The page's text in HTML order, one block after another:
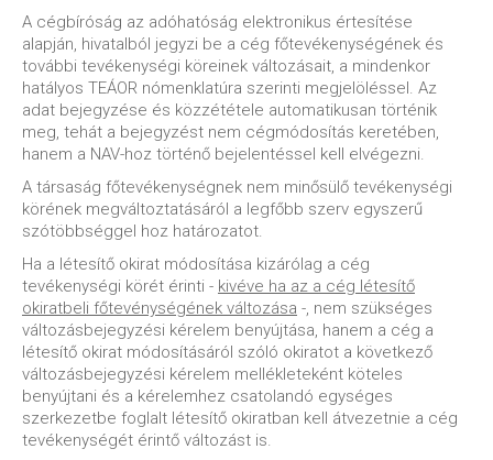
A cégbíróság az adóhatóság elektronikus értesítése
alapján, hivatalból jegyzi be a cég főtevékenységének és
további tevékenységi köreinek változásait, a mindenkor
hatályos TEÁOR nómenklatúra szerinti megjelöléssel. Az
adat bejegyzése és közzététele automatikusan történik
meg, tehát a bejegyzést nem cégmódosítás keretében,
hanem a NAV-hoz történő bejelentéssel kell elvégezni.
A társaság főtevékenységnek nem minősülő tevékenységi
körének megváltoztatásáról a legfőbb szerv egyszerű
szótöbbséggel hoz határozatot.
Ha a létesítő okirat módosítása kizárólag a cég
tevékenységi körét érinti - kivéve ha az a cég létesítő
okiratbeli főtevénységének változása -, nem szükséges
változásbejegyzési kérelem benyújtása, hanem a cég a
létesítő okirat módosításáról szóló okiratot a következő
változásbejegyzési kérelem mellékleteként köteles
benyújtani és a kérelemhez csatolandó egységes
szerkezetbe foglalt létesítő okiratban kell átvezetnie a cég
tevékenységét érintő változást is.